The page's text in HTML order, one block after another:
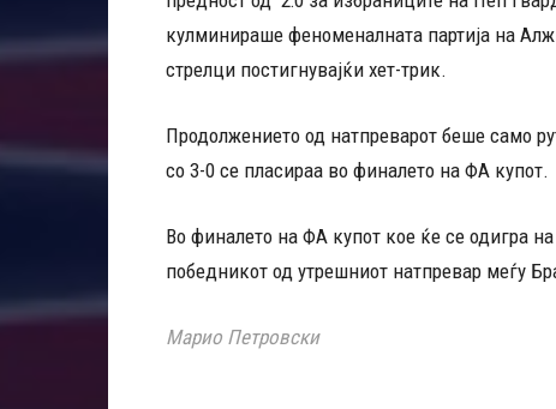
кулминираше феноменалната партија на
стрелци постигнувајќи хет-трик.
Продолжението од натпреварот беше само
со 3-0 се пласираа во финалето на ФА купот.
Во финалето на ФА купот кое ќе се одигра
победникот од утрешниот натпревар меѓу
Марио Петровски